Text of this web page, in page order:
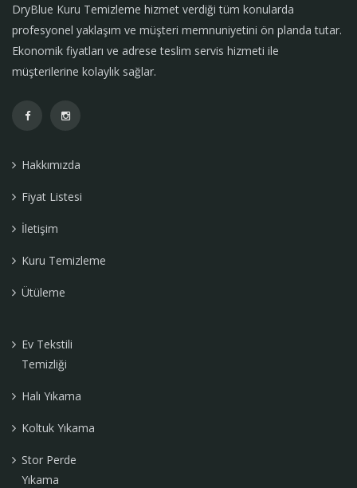
DryBlue Kuru Temizleme hizmet verdiği tüm konularda
profesyonel yaklaşım ve müşteri memnuniyetini ön planda tutar.
Ekonomik fiyatları ve adrese teslim servis hizmeti ile
müşterilerine kolaylık sağlar.
Hakkımızda
Fiyat Listesi
İletişim
Kuru Temizleme
Ütüleme
Ev Tekstili
Temizliği
Halı Yıkama
Koltuk Yıkama
Stor Perde
Yıkama